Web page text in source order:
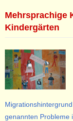
Mehrsprachige
Kindergärten
genannten Probleme